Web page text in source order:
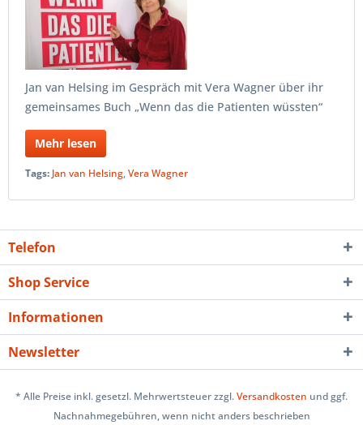
Jan van Helsing im Gespräch mit Vera Wagner über ihr
gemeinsames Buch „Wenn das die Patienten wüssten“
Mehr lesen
Tags: Jan van Helsing,Vera Wagner
Telefon
Shop Service
Informationen
Newsletter
* Alle Preise inkl. gesetzl. Mehrwertsteuer zzgl.Versandkosten und ggf.
Nachnahmegebühren, wenn nicht anders beschrieben